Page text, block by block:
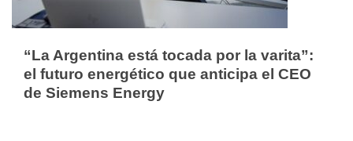
“La Argentina está tocada por la varita”:
el futuro energético que anticipa el CEO
de Siemens Energy